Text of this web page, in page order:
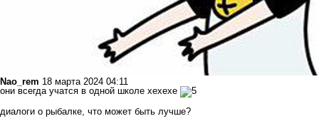
Nao_rem 18 марта 2024 04:11
они всегда учатся в одной школе хехехе
диалоги о рыбалке, что может быть лучше?